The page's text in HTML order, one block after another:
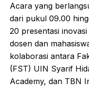
Acara yang
dari pukul 09.00
20 presentasi
dosen dan
kolaborasi antara
(FST) UIN Syarif
Academy, dan TBN